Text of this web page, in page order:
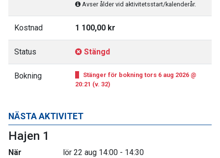
NÄSTA AKTIVITET
Hajen 1
När
lör 22 aug 14:00 - 14:30
Avser ålder vid aktivitetsstart/kalenderår.
Kostnad 1 100,00 kr
Status Stängd
Bokning
Stänger för bokning tors 6 aug 2026 @
20:21 (v. 32)